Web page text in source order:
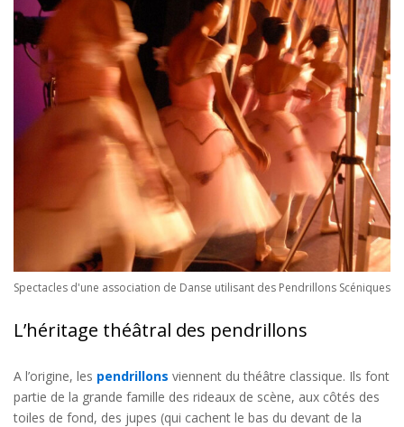
Spectacles d'une association de Danse utilisant des Pendrillons Scéniques
L’héritage théâtral des pendrillons
A l’origine, les pendrillons viennent du théâtre classique. Ils font
partie de la grande famille des rideaux de scène, aux côtés des
toiles de fond, des jupes (qui cachent le bas du devant de la